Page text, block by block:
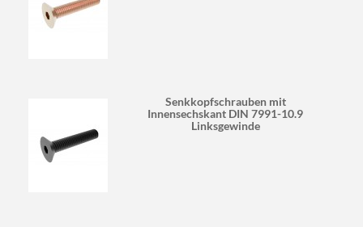
Senkkopfschrauben mit
Innensechskant DIN 7991-10.9
Linksgewinde